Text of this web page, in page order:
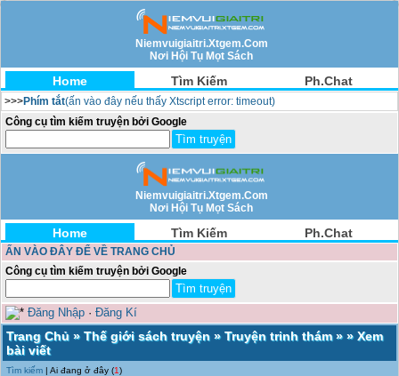
Niemvuigiaitri.Xtgem.Com
Nơi Hội Tụ Mọt Sách
Home Tìm Kiếm Ph.Chat
>>>Phím tắt(ấn vào đây nếu thấy Xtscript error: timeout)
Công cụ tìm kiếm truyện bởi Google
Niemvuigiaitri.Xtgem.Com
Nơi Hội Tụ Mọt Sách
Home Tìm Kiếm Ph.Chat
ẤN VÀO ĐÂY ĐỂ VỀ TRANG CHỦ
Công cụ tìm kiếm truyện bởi Google
Đăng Nhập · Đăng Kí
Trang Chủ » Thế giới sách truyện » Truyện trinh thám» » Xem
bài viết
Tìm kiếm | Ai đang ở đây (1)